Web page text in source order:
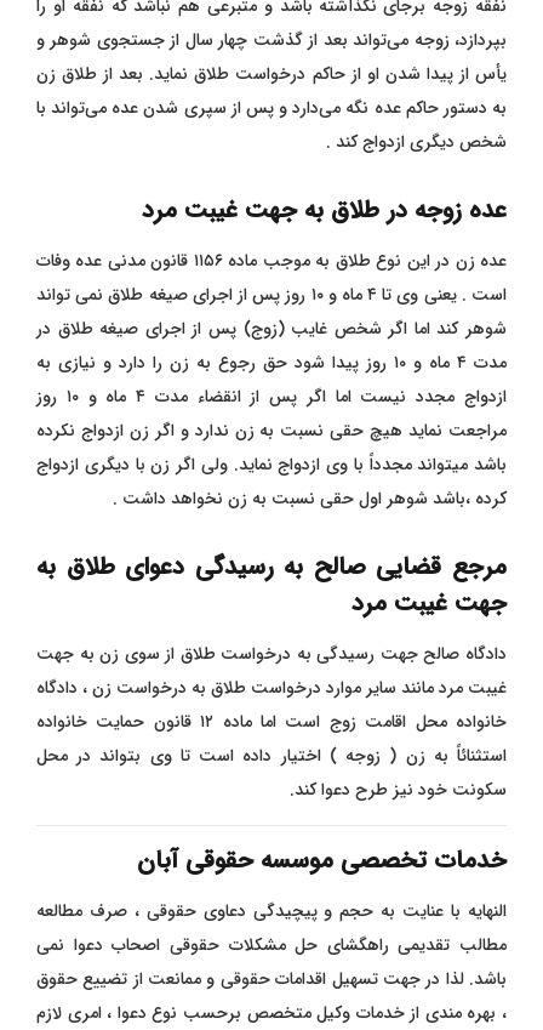
نفقه زوجه برجای نگذاشته باشد و متبرعی هم نباشد که نفقه او را
بپردازد، زوجه می‌تواند بعد از گذشت چهار سال از جستجوی شوهر و
یأس از پیدا شدن او از حاکم درخواست طلاق نماید. بعد از طلاق زن
به دستور حاکم عده نگه می‌دارد و پس از سپری شدن عده می‌تواند با
شخص دیگری ازدواج کند .
عده زوجه در طلاق به جهت غیبت مرد
عده زن در این نوع طلاق به موجب ماده ۱۱۵۶ قانون مدنی عده وفات
است . یعنی وی تا ۴ ماه و ۱۰ روز پس از اجرای صیغه طلاق نمی تواند
شوهر کند اما اگر شخص غایب (زوج) پس از اجرای صیغه طلاق در
مدت ۴ ماه و ۱۰ روز پیدا شود حق رجوع به زن را دارد و نیازی به
ازدواج مجدد نیست اما اگر پس از انقضاء مدت ۴ ماه و ۱۰ روز
مراجعت نماید هیچ حقی نسبت به زن ندارد و اگر زن ازدواج نکرده
باشد میتواند مجدداً با وی ازدواج نماید. ولی اگر زن با دیگری ازدواج
کرده ،باشد شوهر اول حقی نسبت به زن نخواهد داشت .
مرجع قضایی صالح به رسیدگی دعوای طلاق به
جهت غیبت مرد
دادگاه صالح جهت رسیدگی به درخواست طلاق از سوی زن به جهت
غیبت مرد مانند سایر موارد درخواست طلاق به درخواست زن ، دادگاه
خانواده محل اقامت زوج است اما ماده ۱۲ قانون حمایت خانواده
استثنائاً به زن ( زوجه ) اختیار داده است تا وی بتواند در محل
سکونت خود نیز طرح دعوا کند.
خدمات تخصصی موسسه حقوقی آبان
النهایه با عنایت به حجم و پیچیدگی دعاوی حقوقی ، صرف مطالعه
مطالب تقدیمی راهگشای حل مشکلات حقوقی اصحاب دعوا نمی
باشد. لذا در جهت تسهیل اقدامات حقوقی و ممانعت از تضییع حقوق
، بهره مندی از خدمات وکیل متخصص برحسب نوع دعوا ، امری لازم